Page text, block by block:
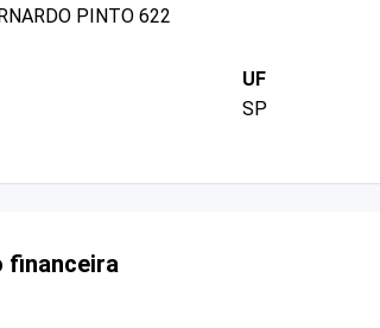
PINTO 622
UF
SP
financeira